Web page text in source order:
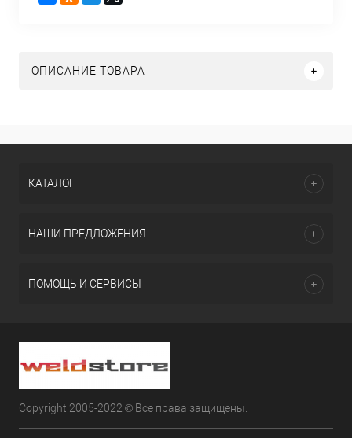
ОПИСАНИЕ ТОВАРА
КАТАЛОГ
НАШИ ПРЕДЛОЖЕНИЯ
ПОМОЩЬ И СЕРВИСЫ
Copyright 2005-2022 © Все права защищены.